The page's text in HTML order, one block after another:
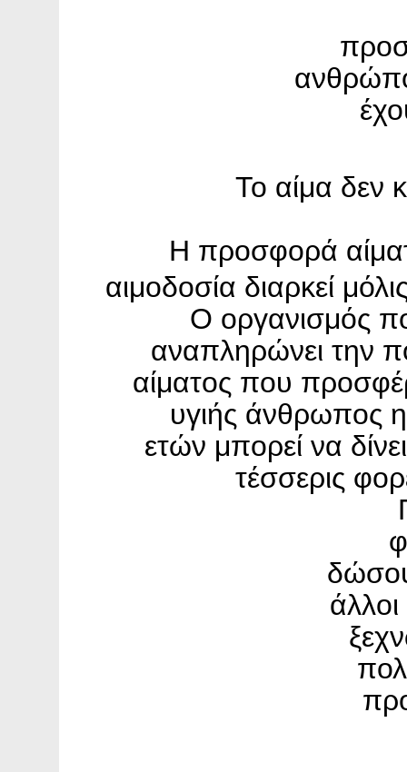
Το αίμα δεν
Η προσφορά
αιμοδοσία διαρκεί
Ο οργανισμός
αναπληρώνει την
αίματος που
υγιής άνθρωπος
ετών μπορεί να
τέσσερις